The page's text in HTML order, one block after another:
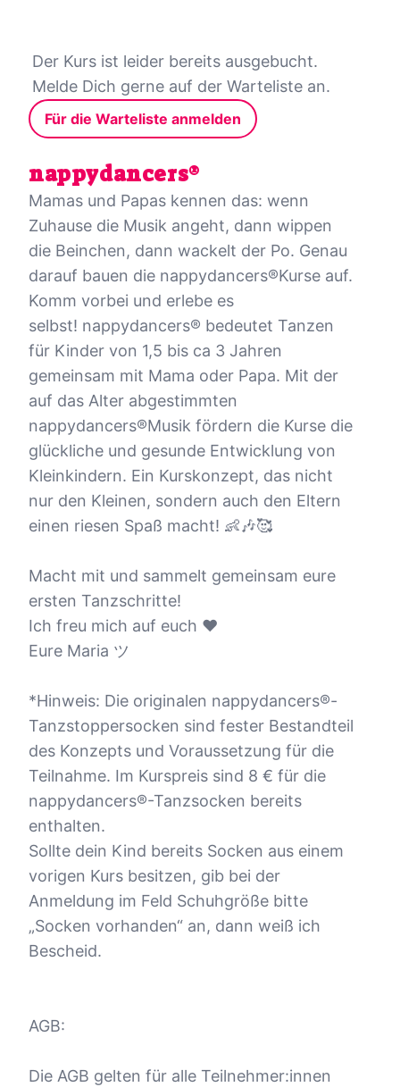
Der Kurs ist leider bereits ausgebucht.
Melde Dich gerne auf der Warteliste an.
Für die Warteliste anmelden
nappydancers®
Mamas und Papas kennen das: wenn
Zuhause die Musik angeht, dann wippen
die Beinchen, dann wackelt der Po. Genau
darauf bauen die nappydancers®Kurse auf.
Komm vorbei und erlebe es
selbst! nappydancers® bedeutet Tanzen
für Kinder von 1,5 bis ca 3 Jahren
gemeinsam mit Mama oder Papa. Mit der
auf das Alter abgestimmten
nappydancers®Musik fördern die Kurse die
glückliche und gesunde Entwicklung von
Kleinkindern. Ein Kurskonzept, das nicht
nur den Kleinen, sondern auch den Eltern
einen riesen Spaß macht! 👶🎶🥰
Macht mit und sammelt gemeinsam eure
ersten Tanzschritte!
Ich freu mich auf euch ♥
Eure Maria ツ
*Hinweis: Die originalen nappydancers®-
Tanzstoppersocken sind fester Bestandteil
des Konzepts und Voraussetzung für die
Teilnahme. Im Kurspreis sind 8 € für die
nappydancers®-Tanzsocken bereits
enthalten.
Sollte dein Kind bereits Socken aus einem
vorigen Kurs besitzen, gib bei der
Anmeldung im Feld Schuhgröße bitte
„Socken vorhanden“ an, dann weiß ich
Bescheid.
AGB:
Die AGB gelten für alle Teilnehmer:innen